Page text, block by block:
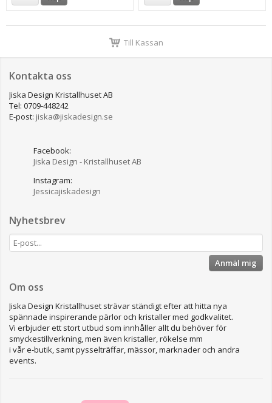
Till Kassan
Kontakta oss
Jiska Design Kristallhuset AB
Tel: 0709-448242
E-post: jiska@jiskadesign.se
Facebook:
Jiska Design - Kristallhuset AB
Instagram:
Jessicajiskadesign
Nyhetsbrev
Anmäl mig
Om oss
Jiska Design Kristallhuset strävar ständigt efter att hitta nya
spännade inspirerande pärlor och kristaller med godkvalitet.
Vi erbjuder ett stort utbud som innhåller allt du behöver för
smyckestillverkning, men även kristaller, rökelse mm
i vår e-butik, samt pysselträffar, mässor, marknader och andra
events.